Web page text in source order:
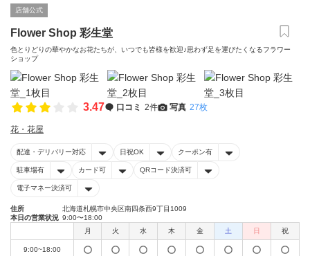
店舗公式
Flower Shop 彩生堂
色とりどりの華やかなお花たちが、いつでも皆様を歓迎♪思わず足を運びたくなるフラワー
ショップ
3.47 口コミ 2件 写真 27枚
花・花屋
配達・デリバリー対応 日祝OK クーポン有
駐車場有 カード可 QRコード決済可
電子マネー決済可
住所
北海道札幌市中央区南四条西9丁目1009
本日の営業状況 9:00〜18:00
月
火 水 木 金 土 日 祝
9:00~18:00